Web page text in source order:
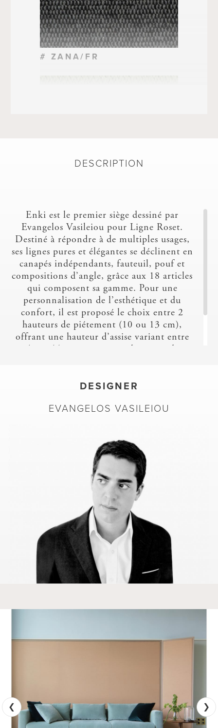
# ZANA/FR
ACATE
ALCANTARA - A
CLOUD
CODA/FR
DESCRIPTION
Enki est le premier siège dessiné par
Evangelos Vasileiou pour Ligne Roset.
Destiné à répondre à de multiples usages,
ses lignes pures et élégantes se déclinent en
canapés indépendants, fauteuil, pouf et
compositions d’angle, grâce aux 18 articles
qui composent sa gamme. Pour une
personnalisation de l’esthétique et du
confort, il est proposé le choix entre 2
hauteurs de piétement (10 ou 13 cm),
offrant une hauteur d’assise variant entre
41 et 44 cm, ainsi que 2 hauteurs de
DESIGNER
EVANGELOS VASILEIOU